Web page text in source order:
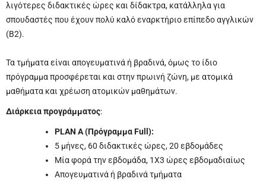
λιγότερες διδακτικές ώρες και δίδακτρα, κατάλληλα για
σπουδαστές που έχουν πολύ καλό εναρκτήριο επίπεδο αγγλικών
(Β2).
Τα τμήματα είναι απογευματινά ή βραδινά, όμως το ίδιο
πρόγραμμα προσφέρεται και στην πρωινή ζώνη, με ατομικά
μαθήματα και χρέωση ατομικών μαθημάτων.
Διάρκεια προγράμματος:
PLAN A (Πρόγραμμα Full):
5 μήνες, 60 διδακτικές ώρες, 20 εβδομάδες
Μία φορά την εβδομάδα, 1X3 ώρες εβδομαδιαίως
Απογευματινά ή βραδινά τμήματα